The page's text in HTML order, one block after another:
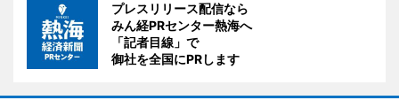
プレスリリース配信なら
みん経PRセンター熱海へ
「記者目線」で
御社を全国にPRします